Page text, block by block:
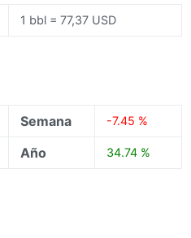
1 bbl = 77,37 USD
Semana -7.45 %
Año 34.74 %